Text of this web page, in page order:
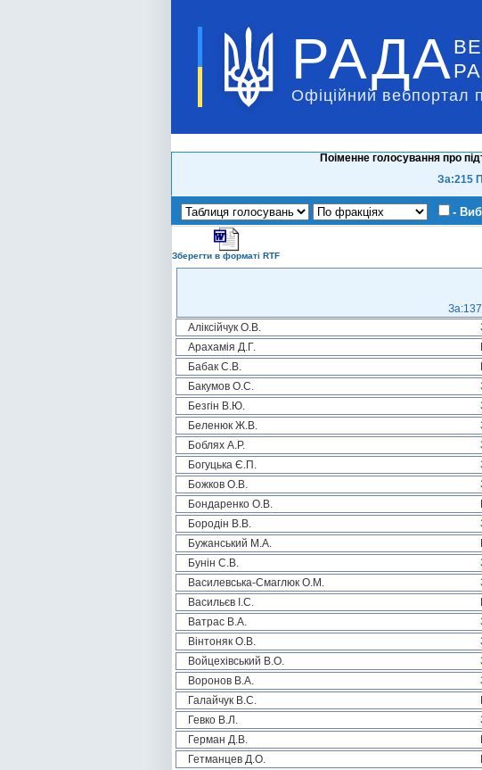
РАДА
Офіційний вебпортал
Поіменне голосування про
За:215
-
Зберегти в форматі RTF
Аліксійчук О.В.
Арахамія Д.Г.
Бабак С.В.
Бакумов О.С.
Безгін В.Ю.
Беленюк Ж.В.
Боблях А.Р.
Богуцька Є.П.
Божков О.В.
Бондаренко О.В.
Бородін В.В.
Бужанський М.А.
Бунін С.В.
Василевська-Смаглюк О.М.
Васильєв І.С.
Ватрас В.А.
Вінтоняк О.В.
Войцехівський В.О.
Воронов В.А.
Галайчук В.С.
Гевко В.Л.
Герман Д.В.
Гетманцев Д.О.